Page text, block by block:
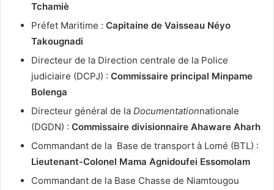
Tchamiè
Préfet Maritime : Capitaine de Vaisseau Néyo
Takougnadi
Directeur de la Direction centrale de la Police
judiciaire (DCPJ) : Commissaire principal Minpame
Bolenga
Directeur général de la Documentationnationale
(DGDN) : Commissaire divisionnaire Ahaware Aharh
Commandant de la Base de transport à Lomé (BTL) :
Lieutenant-Colonel Mama Agnidoufei Essomolam
Commandant de la Base Chasse de Niamtougou